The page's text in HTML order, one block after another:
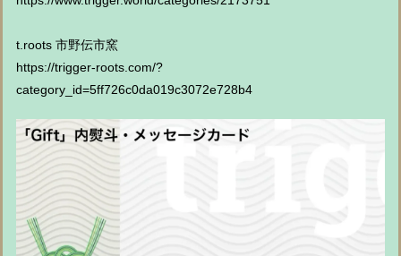
t.roots 市野伝市窯
https://trigger-roots.com/?
category_id=5ff726c0da019c3072e728b4